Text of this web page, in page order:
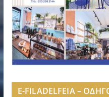
E-FILADELFEIA –